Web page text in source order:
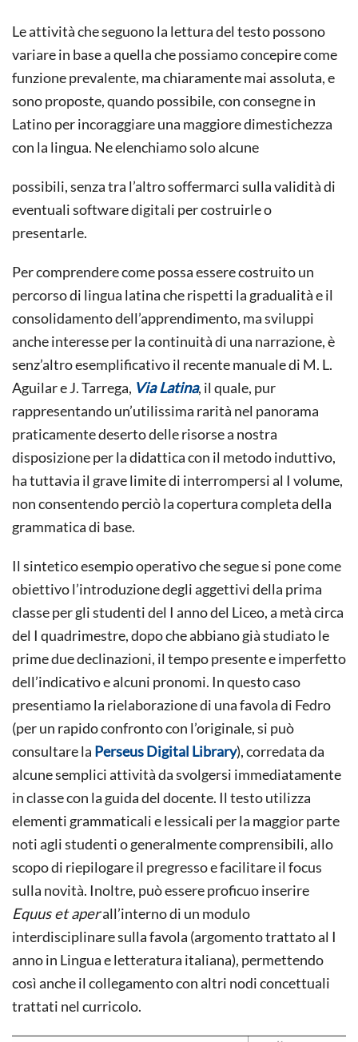
Le attività che seguono la lettura del testo possono
variare in base a quella che possiamo concepire come
funzione prevalente, ma chiaramente mai assoluta, e
sono proposte, quando possibile, con consegne in
Latino per incoraggiare una maggiore dimestichezza
con la lingua. Ne elenchiamo solo alcune
possibili, senza tra l’altro soffermarci sulla validità di
eventuali software digitali per costruirle o
presentarle.
Per comprendere come possa essere costruito un
percorso di lingua latina che rispetti la gradualità e il
consolidamento dell’apprendimento, ma sviluppi
anche interesse per la continuità di una narrazione, è
senz’altro esemplificativo il recente manuale di M. L.
Aguilar e J. Tarrega, Via Latina, il quale, pur
rappresentando un’utilissima rarità nel panorama
praticamente deserto delle risorse a nostra
disposizione per la didattica con il metodo induttivo,
ha tuttavia il grave limite di interrompersi al I volume,
non consentendo perciò la copertura completa della
grammatica di base.
Il sintetico esempio operativo che segue si pone come
obiettivo l’introduzione degli aggettivi della prima
classe per gli studenti del I anno del Liceo, a metà circa
del I quadrimestre, dopo che abbiano già studiato le
prime due declinazioni, il tempo presente e imperfetto
dell’indicativo e alcuni pronomi. In questo caso
presentiamo la rielaborazione di una favola di Fedro
(per un rapido confronto con l’originale, si può
consultare la Perseus Digital Library), corredata da
alcune semplici attività da svolgersi immediatamente
in classe con la guida del docente. Il testo utilizza
elementi grammaticali e lessicali per la maggior parte
noti agli studenti o generalmente comprensibili, allo
scopo di riepilogare il pregresso e facilitare il focus
sulla novità. Inoltre, può essere proficuo inserire
Equus et aperall’interno di un modulo
interdisciplinare sulla favola (argomento trattato al I
anno in Lingua e letteratura italiana), permettendo
così anche il collegamento con altri nodi concettuali
trattati nel curricolo.